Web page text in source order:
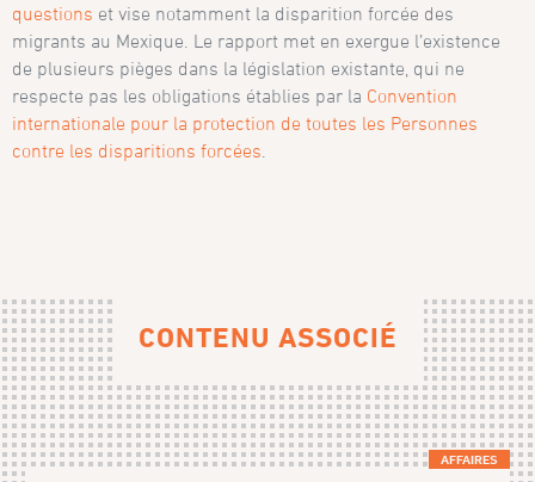
questions et vise notamment la disparition forcée des
migrants au Mexique. Le rapport met en exergue l’existence
de plusieurs pièges dans la législation existante, qui ne
respecte pas les obligations établies par la Convention
internationale pour la protection de toutes les Personnes
contre les disparitions forcées
CONTENU ASSOCIÉ
AFFAIRES